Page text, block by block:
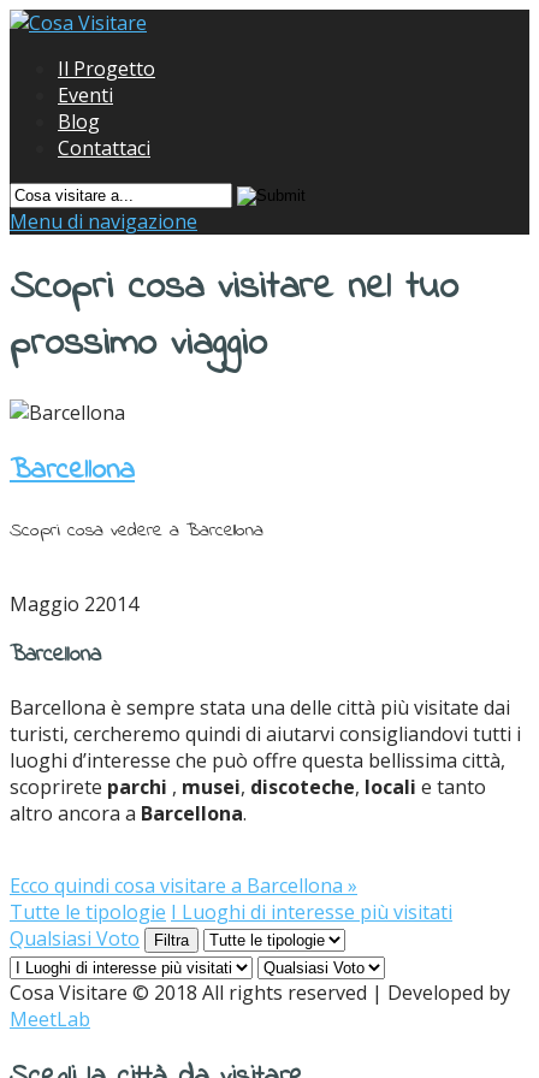
Il Progetto
Eventi
Blog
Contattaci
Menu di navigazione
Scopri cosa visitare nel tuo
prossimo viaggio
Barcellona
Scopri cosa vedere a Barcellona
Maggio 22014
Barcellona
Barcellona è sempre stata una delle città più visitate dai
turisti, cercheremo quindi di aiutarvi consigliandovi tutti i
luoghi d’interesse che può offre questa bellissima città,
scoprirete parchi , musei, discoteche, locali e tanto
altro ancora a Barcellona.
Ecco quindi cosa visitare a Barcellona »
Tutte le tipologie I Luoghi di interesse più visitati
Qualsiasi Voto
Filtra
Cosa Visitare © 2018 All rights reserved | Developed by
MeetLab